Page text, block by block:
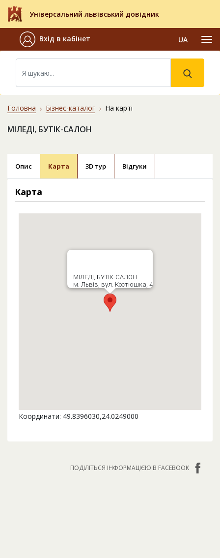
Універсальний львівський довідник
Вхід в кабінет UA
Головна Бізнес-каталог На карті
МІЛЕДІ, БУТІК-САЛОН
Опис Карта 3D тур Відгуки
Карта
МІЛЕДІ, БУТІК-САЛОН
м. Львів, вул. Костюшка, 4
Координати: 49.8396030,24.0249000
ПОДІЛІТЬСЯ ІНФОРМАЦІЄЮ В FACEBOOK